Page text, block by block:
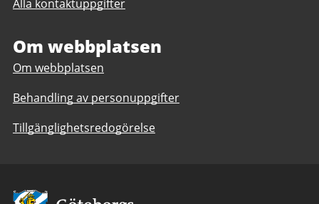
Backe,
Stad
Storås
Göteborgs
Alla kontaktuppgifter
Om webbplatsen
Om webbplatsen
Behandling av personuppgifter
Tillgänglighetsredogörelse
Avsändare: